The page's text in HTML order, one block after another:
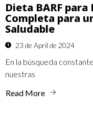
Dieta BARF para
Completa para
Saludable
23 de April de 2024
En la búsqueda
nuestras
Read More